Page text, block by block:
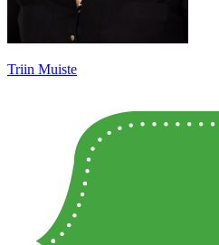
Triin Muiste